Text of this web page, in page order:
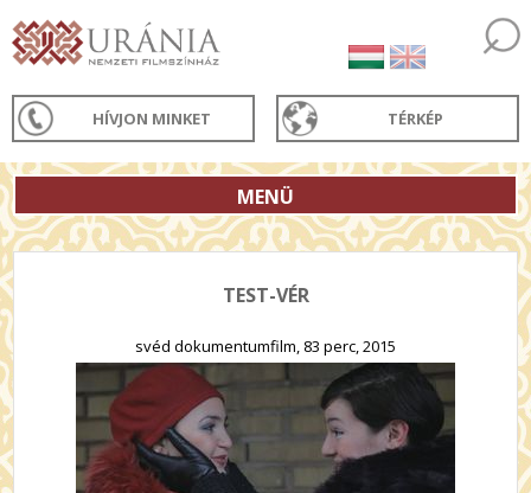
HÍVJON MINKET TÉRKÉP
MENÜ
TEST-VÉR
svéd dokumentumfilm, 83 perc, 2015